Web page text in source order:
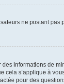
ne postant
informations de
s’applique à
pour des